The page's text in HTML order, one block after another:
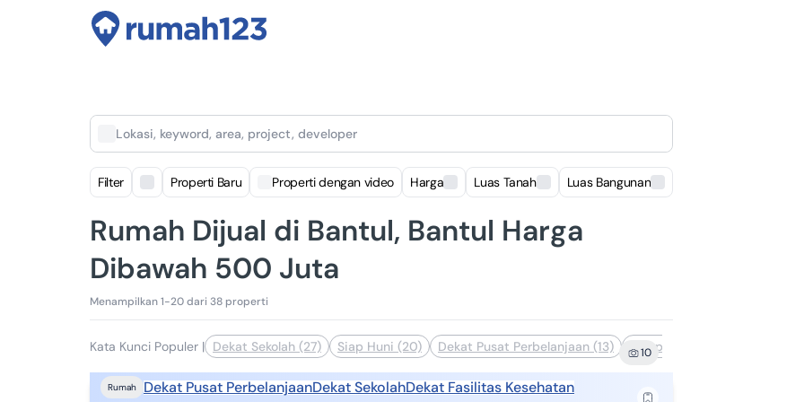
Lokasi, keyword, area, project, developer
Filter Properti Baru Properti dengan video Harga Luas Tanah Luas Bangunan
Rumah Dijual di Bantul, Bantul Harga
Dibawah 500 Juta
Menampilkan 1-20 dari 38 properti
Kata Kunci Populer | Dekat Sekolah (27) Siap Huni (20) Dekat Pusat Perbelanjaan (13) Komplek Perumahan (10)
10
Rumah Dekat Pusat PerbelanjaanDekat SekolahDekat Fasilitas Kesehatan